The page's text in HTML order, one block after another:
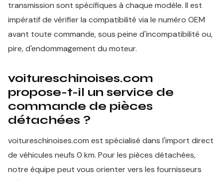
transmission sont spécifiques à chaque modèle. Il est
impératif de vérifier la compatibilité via le numéro OEM
avant toute commande, sous peine d'incompatibilité ou,
pire, d'endommagement du moteur.
voitureschinoises.com
propose-t-il un service de
commande de pièces
détachées ?
voitureschinoises.com est spécialisé dans l'import direct
de véhicules neufs 0 km. Pour les pièces détachées,
notre équipe peut vous orienter vers les fournisseurs